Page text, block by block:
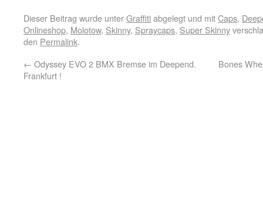
Dieser Beitrag wurde unterGraffitiabgelegt und mitCaps,
Onlineshop, Molotow, Skinny, Spraycaps, Super Skinny
den Permalink.
← Odyssey EVO 2 BMX Bremse im Deepend.
Frankfurt !
Bones